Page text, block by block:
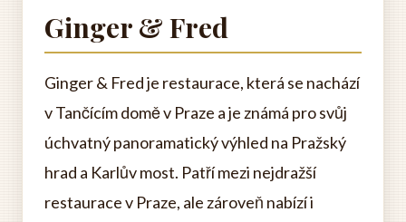
Ginger & Fred
Ginger & Fred je restaurace, která se nachází
v Tančícím domě v Praze a je známá pro svůj
úchvatný panoramatický výhled na Pražský
hrad a Karlův most. Patří mezi nejdražší
restaurace v Praze, ale zároveň nabízí i